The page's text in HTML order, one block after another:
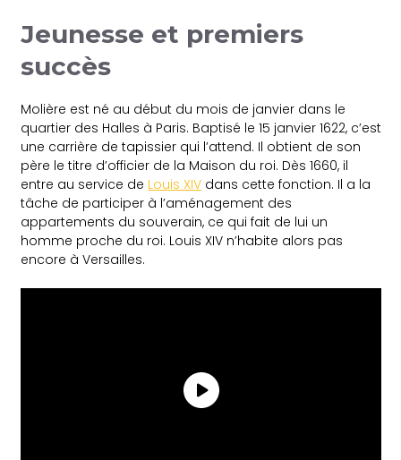
Jeunesse et premiers
succès
Molière est né au début du mois de janvier dans le
quartier des Halles à Paris. Baptisé le 15 janvier 1622, c’est
une carrière de tapissier qui l’attend. Il obtient de son
père le titre d’officier de la Maison du roi. Dès 1660, il
entre au service de Louis XIV dans cette fonction. Il a la
tâche de participer à l’aménagement des
appartements du souverain, ce qui fait de lui un
homme proche du roi. Louis XIV n’habite alors pas
encore à Versailles.